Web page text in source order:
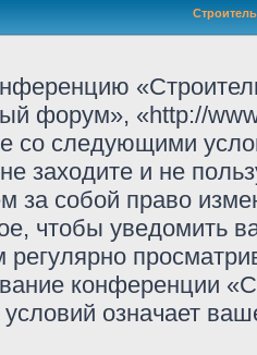
форум», «http://
со следующими
заходите и не
за собой право
чтобы уведомить
конференции
означает